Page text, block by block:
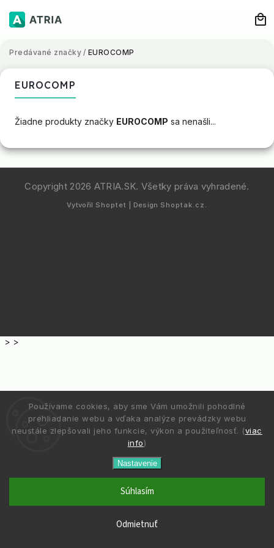
Používame cookies, aby sme Vám umožnili pohodlné
prehliadanie webu a vďaka analýze prevádzky webu
neustále zlepšovali jeho funkcie, výkon a použiteľnosť. (viac
info)
Nastavenie
Odmietnuť
Súhlasím
Predávané značky / EUROCOMP
EUROCOMP
Žiadne produkty značky EUROCOMP sa nenašli...
Copyright 2026 ATRIA.SK. Všetky práva vyhradené.
Vytvořil Shoptet | Design Shoptak.cz.
> >